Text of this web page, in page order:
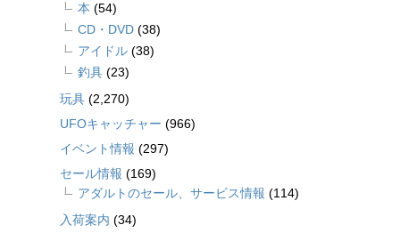
本 (54)
CD・DVD (38)
アイドル (38)
釣具 (23)
玩具 (2,270)
UFOキャッチャー (966)
イベント情報 (297)
セール情報 (169)
アダルトのセール、サービス情報 (114)
入荷案内 (34)